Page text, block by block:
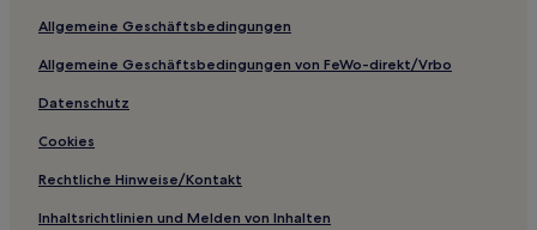
Allgemeine Geschäftsbedingungen
Allgemeine Geschäftsbedingungen von FeWo-direkt/Vrbo
Datenschutz
Cookies
Rechtliche Hinweise/Kontakt
Inhaltsrichtlinien und Melden von Inhalten